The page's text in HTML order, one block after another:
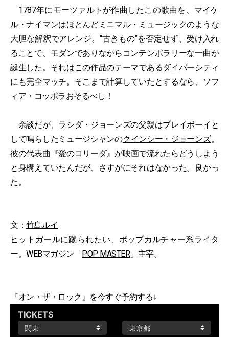
1787年にモーツァルトが作曲したこの歌曲を、マイケ
ル・ナイマンはほとんどミニマル・ミュージックのような
大胆な解釈でアレンジ。“古きもの”を否定せず、受け入れ
ることで、モダンでありながらコンテンポラリーな一曲が
誕生した。それはこの作品のテーマであるダイバーシティ
にも完全マッチ。そこまで計算していたとするなら、ソフ
ィア・コッポラおそるべし！
余談だが、ラシダ・ジョーンズの父親はプレイボーイと
して鳴らしたミュージシャンのクインシー・ジョーンズ。
彼の代表曲『愛のコリーダ』が映画で流れたらどうしよう
と身構えていたんだが、さすがにそれはなかった。良かっ
た。
文： 竹島ルイ
ヒットガールに蹴られたい、ポップカルチャー系ライタ
ー。WEBマガジン「POP MASTER」主宰。
『オン・ザ・ロック』を今すぐ予約する↓